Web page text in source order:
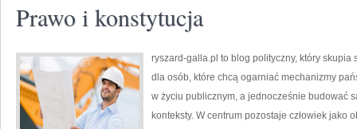
Prawo i konstytucja
ryszard-galla.pl to blog polityczny, który
dla osób, które chcą ogarniać mechanizmy
w życiu publicznym, a jednocześnie budować
konteksty. W centrum pozostaje człowiek